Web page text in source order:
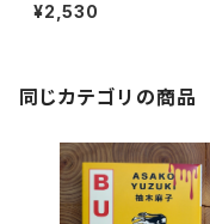
¥2,530
同じカテゴリの商品